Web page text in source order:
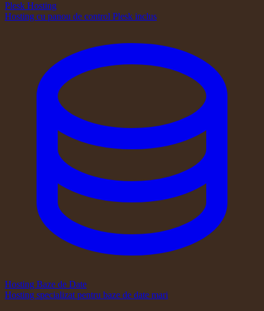
Plesk Hosting
Hosting cu panou de control Plesk inclus
Hosting Baze de Date
Hosting specializat pentru baze de date mari